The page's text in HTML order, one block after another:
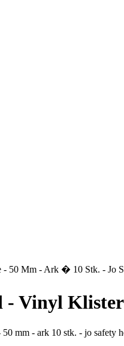
50 Mm - Ark � 10 Stk. - Jo
- Vinyl
mm - ark 10 stk. - jo safety